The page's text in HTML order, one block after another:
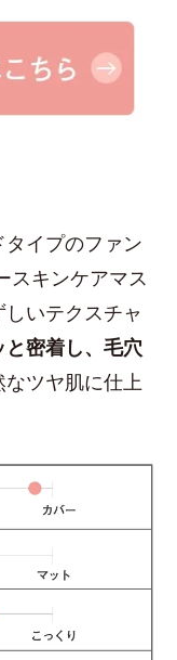
イプのファン
スキンケアマス
いテクスチャ
密着し、毛穴
なツヤ肌に仕上